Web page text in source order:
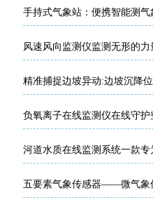
风速风向监测仪监测无形的
负氧离子在线监测仪在线守护
五要素气象传感器——微气象